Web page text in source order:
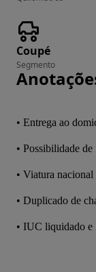
Coupé
Segmento
•⁠ ⁠Entrega ao
•⁠ ⁠Possibilidade
•⁠ ⁠Viatura
•⁠ ⁠Duplicado de
•⁠ ⁠IUC liquidado e